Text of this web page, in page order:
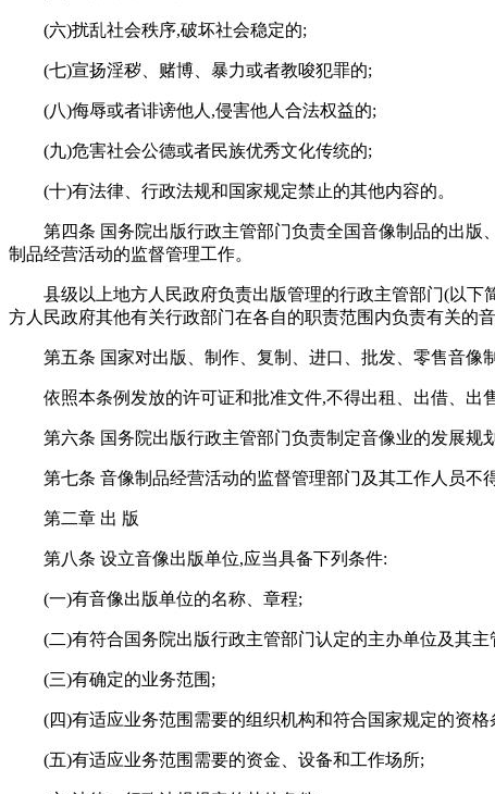
(六)扰乱社会秩序,破坏社会稳定的;
(七)宣扬淫秽、赌博、暴力或者教唆犯罪的;
(八)侮辱或者诽谤他人,侵害他人合法权益的;
(九)危害社会公德或者民族优秀文化传统的;
(十)有法律、行政法规和国家规定禁止的其他内容的。
第四条 国务院出版行政主管部门负责全国音像制品的出
制品经营活动的监督管理工作。
县级以上地方人民政府负责出版管理的行政主管部门(以
方人民政府其他有关行政部门在各自的职责范围内负责有关的
第五条 国家对出版、制作、复制、进口、批发、零售音像
依照本条例发放的许可证和批准文件,不得出租、出借、出
第六条 国务院出版行政主管部门负责制定音像业的发展规
第七条 音像制品经营活动的监督管理部门及其工作人员不
第二章 出 版
第八条 设立音像出版单位,应当具备下列条件:
(一)有音像出版单位的名称、章程;
(二)有符合国务院出版行政主管部门认定的主办单位及其主
(三)有确定的业务范围;
(四)有适应业务范围需要的组织机构和符合国家规定的资
(五)有适应业务范围需要的资金、设备和工作场所;